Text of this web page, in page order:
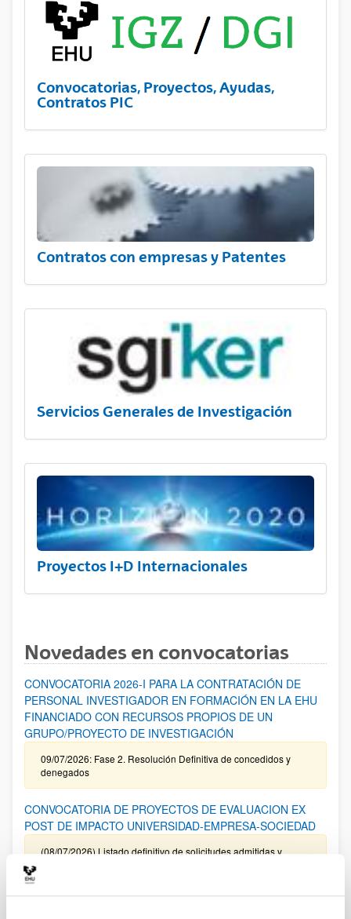
Convocatorias, Proyectos, Ayudas,
Contratos PIC
Contratos con empresas y Patentes
Servicios Generales de Investigación
Proyectos I+D Internacionales
Novedades en convocatorias
CONVOCATORIA 2026-I PARA LA CONTRATACIÓN DE
PERSONAL INVESTIGADOR EN FORMACIÓN EN LA EHU
FINANCIADO CON RECURSOS PROPIOS DE UN
GRUPO/PROYECTO DE INVESTIGACIÓN
09/07/2026: Fase 2. Resolución Definitiva de concedidos y
denegados
CONVOCATORIA DE PROYECTOS DE EVALUACION EX
POST DE IMPACTO UNIVERSIDAD-EMPRESA-SOCIEDAD
(08/07/2026) Listado definitivo de solicitudes admitidas y
ROSA MARIA VIVAR FUNDAZIOA First Global Call for